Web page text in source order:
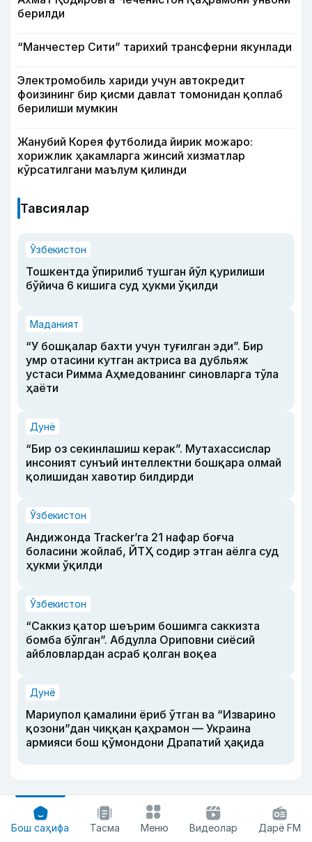
берилди
“Манчестер Сити” тарихий трансферни якунлади
Электромобиль хариди учун автокредит
фоизининг бир қисми давлат томонидан қоплаб
берилиши мумкин
Жанубий Корея футболида йирик можаро:
хорижлик ҳакамларга жинсий хизматлар
кўрсатилгани маълум қилинди
Тавсиялар
Ўзбекистон
Тошкентда ўпирилиб тушган йўл қурилиши
бўйича 6 кишига суд ҳукми ўқилди
Маданият
“У бошқалар бахти учун туғилган эди”. Бир
умр отасини кутган актриса ва дубльяж
устаси Римма Аҳмедованинг синовларга тўла
ҳаёти
Дунё
“Бир оз секинлашиш керак”. Мутахассислар
инсоният сунъий интеллектни бошқара олмай
қолишидан хавотир билдирди
Ўзбекистон
Андижонда Tracker’га 21 нафар боғча
боласини жойлаб, ЙТҲ содир этган аёлга суд
ҳукми ўқилди
Ўзбекистон
“Саккиз қатор шеърим бошимга саккизта
бомба бўлган”. Абдулла Ориповни сиёсий
айбловлардан асраб қолган воқеа
Дунё
Мариупол қамалини ёриб ўтган ва “Изварино
қозони”дан чиққан қаҳрамон — Украина
армияси бош қўмондони Драпатий ҳақида
Бош саҳифа Тасма Меню Видеолар Дарё FM